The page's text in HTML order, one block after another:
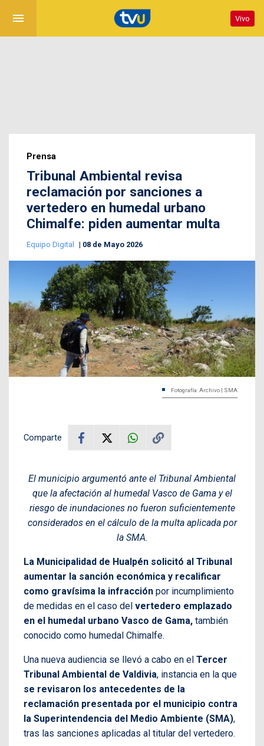
menu Vivo
Prensa
Tribunal Ambiental revisa
reclamación por sanciones a
vertedero en humedal urbano
Chimalfe: piden aumentar multa
Equipo Digital 08 de Mayo 2026
Fotografía: Archivo | SMA
Comparte
El municipio argumentó ante el Tribunal Ambiental
que la afectación al humedal Vasco de Gama y el
riesgo de inundaciones no fueron suficientemente
considerados en el cálculo de la multa aplicada por
la SMA.
La Municipalidad de Hualpén solicitó al Tribunal
aumentar la sanción económica y recalificar
como gravísima la infracción por incumplimiento
de medidas en el caso del vertedero emplazado
en el humedal urbano Vasco de Gama, también
conocido como humedal Chimalfe.
Una nueva audiencia se llevó a cabo en el Tercer
Tribunal Ambiental de Valdivia, instancia en la que
se revisaron los antecedentes de la
reclamación presentada por el municipio contra
la Superintendencia del Medio Ambiente (SMA),
tras las sanciones aplicadas al titular del vertedero.